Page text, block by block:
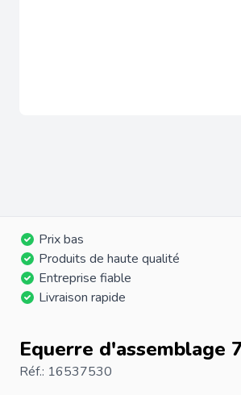
Prix bas
Produits de haute qualité
Entreprise fiable
Livraison rapide
Equerre d'assemblage
Réf.: 16537530